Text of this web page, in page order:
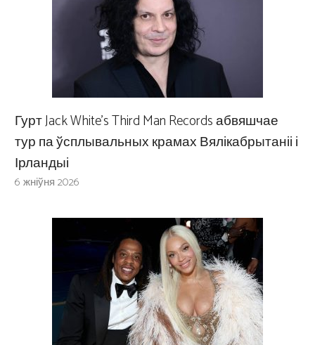
Гурт Jack White’s Third Man Records абвяшчае
тур па ўсплывальных крамах Вялікабрытаніі і
Ірландыі
6 жніўня 2026